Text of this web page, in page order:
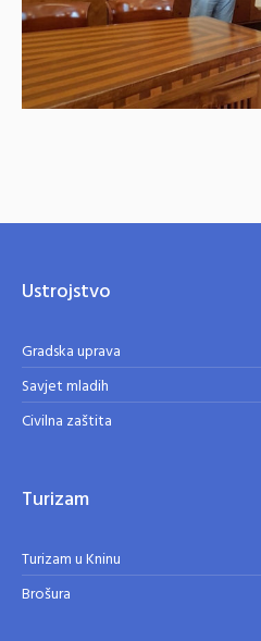
Ustrojstvo
Gradska uprava
Savjet mladih
Civilna zaštita
Turizam
Turizam u Kninu
Brošura